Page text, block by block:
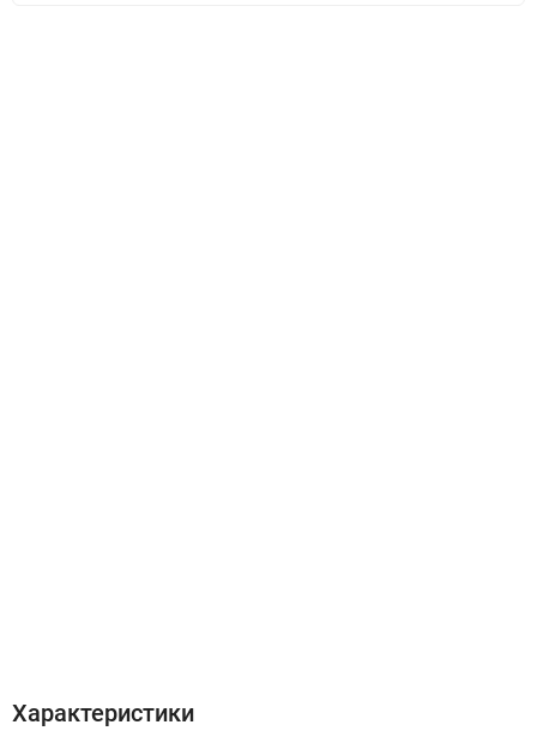
Характеристики